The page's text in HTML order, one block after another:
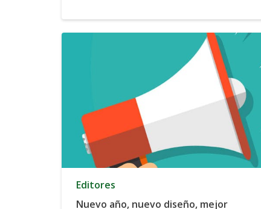
Editores
Nuevo año, nuevo diseño, mejor